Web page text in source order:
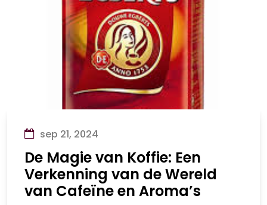
sep 21, 2024
De Magie van Koffie: Een
Verkenning van de Wereld
van Cafeïne en Aroma’s